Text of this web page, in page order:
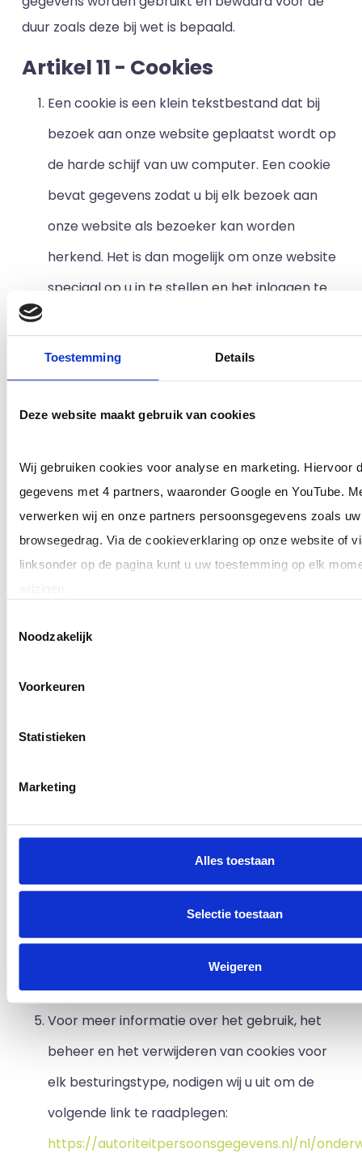
Toestemming Details
Deze website maakt gebruik van cookies
Wij gebruiken cookies voor analyse en marketing. Hiervoor
gegevens met 4 partners, waaronder Google en YouTube.
verwerken wij en onze partners persoonsgegevens zoals
browsegedrag. Via de cookieverklaring op onze website of
linksonder op de pagina kunt u uw toestemming op elk
Klik op 'Details' voor de volledige lijst met partners en
Noodzakelijk
Voorkeuren
Statistieken
Marketing
Alles toestaan
Selectie toestaan
Weigeren
duur zoals deze bij wet is bepaald.
Artikel 11 - Cookies
Een cookie is een klein tekstbestand dat bij
bezoek aan onze website geplaatst wordt op
de harde schijf van uw computer. Een cookie
bevat gegevens zodat u bij elk bezoek aan
onze website als bezoeker kan worden
herkend. Het is dan mogelijk om onze website
speciaal op u in te stellen en het inloggen te
Wij gebruiken de volgende soorten cookies op
onze website:
Functionele cookies: zoals sessie- en login
inloginformatie.
Geanonimiseerde Analytische cookies: om
inzage te krijgen in het bezoek aan onze
website op basis van informatie over
onderwerpen. Op deze wijze kunnen we de
bezoekers van onze website. We kunnen niet
welke pc het bezoek plaatsvindt.
Meer specifiek gebruiken wij de volgende
cookies: geen overige cookies.
Wanneer u onze website bezoekt kunnen
en/of derden op uw apparatuur worden
geïnstalleerd.
Voor meer informatie over het gebruik, het
beheer en het verwijderen van cookies voor
elk besturingstype, nodigen wij u uit om de
volgende link te raadplegen:
https://autoriteitpersoonsgegevens.nl/nl/